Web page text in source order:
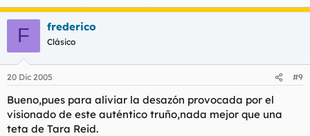
Enlace de lo que querian hacer los guionistas y las increibles
respuestas del doctor:
https://www.revistacinefagia.com/cinembargo037.htm
F frederico
Clásico
20 Dic 2005 #9
Bueno,pues para aliviar la desazón provocada por el
visionado de este auténtico truño,nada mejor que una
teta de Tara Reid.